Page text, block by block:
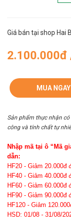
Giá bán tại shop Hai
2.100.000đ
MUA NGAY
Sản phẩm thực nhận
công và tính chất tự
Nhập mã tại ô “Mã
dẫn:
HF20 - Giảm 20.000đ
HF40 - Giảm 40.000đ
HF60 - Giảm 60.000đ
HF90 - Giảm 90.000đ
HF120 - Giảm
HSD: 01/08 - 31/08/